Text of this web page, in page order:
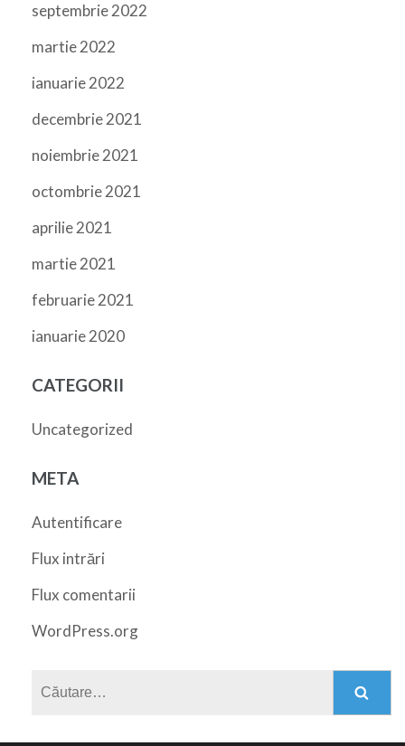
septembrie 2022
martie 2022
ianuarie 2022
decembrie 2021
noiembrie 2021
octombrie 2021
aprilie 2021
martie 2021
februarie 2021
ianuarie 2020
CATEGORII
Uncategorized
META
Autentificare
Flux intrări
Flux comentarii
WordPress.org